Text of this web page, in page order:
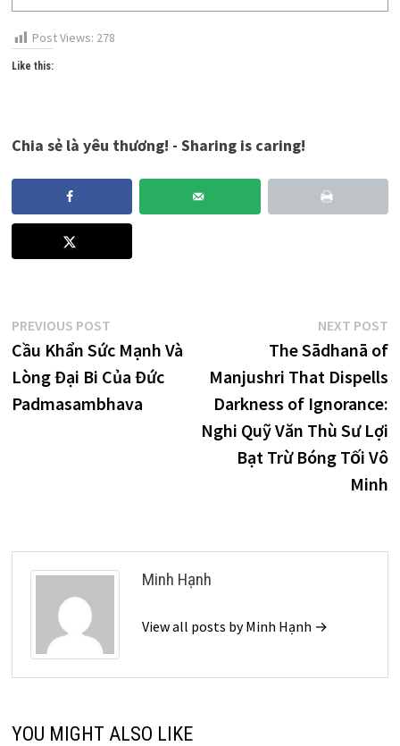
Post Views: 278
Like this:
Chia sẻ là yêu thương! - Sharing is caring!
Post
navigation
PREVIOUS POSTPrevious
post:
Cầu Khẩn Sức Mạnh Và
Lòng Đại Bi Của Đức
Padmasambhava
NEXT POST
The Sādhanā of
Manjushri That Dispells
Darkness of Ignorance:
Nghi Quỹ Văn Thù Sư Lợi
Bạt Trừ Bóng Tối Vô
Minh
Minh Hạnh
View all posts by Minh Hạnh →
YOU MIGHT ALSO LIKE